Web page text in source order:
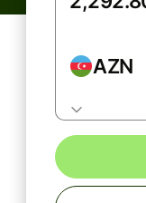
AZN